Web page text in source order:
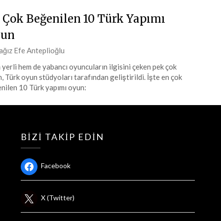
Çok Beğenilen 10 Türk Yapımı
Efe Anteplioğlu
yerli hem de yabancı oyuncuların ilgisini çeken pek çok
Türk oyun stüdyoları tarafından geliştirildi. İşte en çok
10 Türk yapımı oyun:
BIZI TAKIP EDIN
Facebook
X (Twitter)